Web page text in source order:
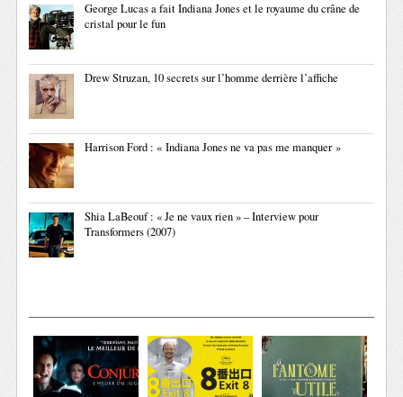
George Lucas a fait Indiana Jones et le royaume du crâne de
cristal pour le fun
Drew Struzan, 10 secrets sur l’homme derrière l’affiche
Harrison Ford : « Indiana Jones ne va pas me manquer »
Shia LaBeouf : « Je ne vaux rien » – Interview pour
Transformers (2007)